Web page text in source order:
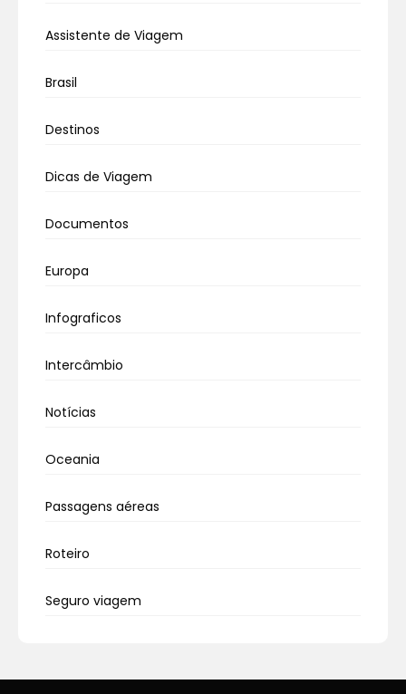
Assistente de Viagem
Brasil
Destinos
Dicas de Viagem
Documentos
Europa
Infograficos
Intercâmbio
Notícias
Oceania
Passagens aéreas
Roteiro
Seguro viagem